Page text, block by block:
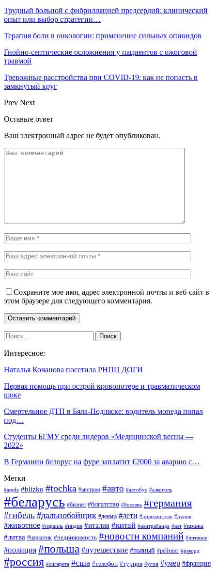
Трудный больной с фибрилляцией предсердий: клинический
опыт или выбор стратегии…
Терапия боли в онкологии: применение сильных опиоидов
Гнойно-септические осложнения у пациентов с ожоговой
травмой
Тревожные расстройства при COVID-19: как не попасть в
замкнутый круг
Prev Next
Оставьте ответ
Ваш электронный адрес не будет опубликован.
Сохраните мое имя, адрес электронной почты и веб-сайт в
этом браузере для следующего комментария.
Интересное:
Наталья Кочанова посетила РНПЦ ДОГИ
Первая помощь при острой кровопотере и травматическом
шоке
Смертельное ДТП в Бяла-Подляске: водитель мопеда попал
под…
Студенты БГМУ среди лидеров «Медицинской весны —
2022»
В Германии белорус на фуре заплатит €2000 за аварию с…
Метки
#apple #blizko #tochka #австрия #авто #автобус #алкоголь
#беларусь #бизнес #богатство #болезнь #германия
#гибель #дальнобойщик #деньга #дети #долгожитель #дуров
#животное #израиль #индия #италия #китай #контрабанда #кот #кража
#литва #наркотик #недвижимость #новости компаний #питание
#полиция #польша #путешествие #пьяный #рейтинг #рекорд
#россия #сигарета #сша #телефон #турция #угон #умер #франция